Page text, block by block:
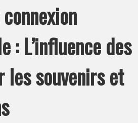
: L’influence des
les souvenirs et